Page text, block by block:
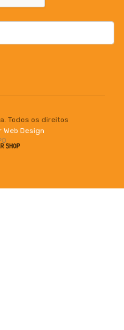
Todos os direitos
Web Design